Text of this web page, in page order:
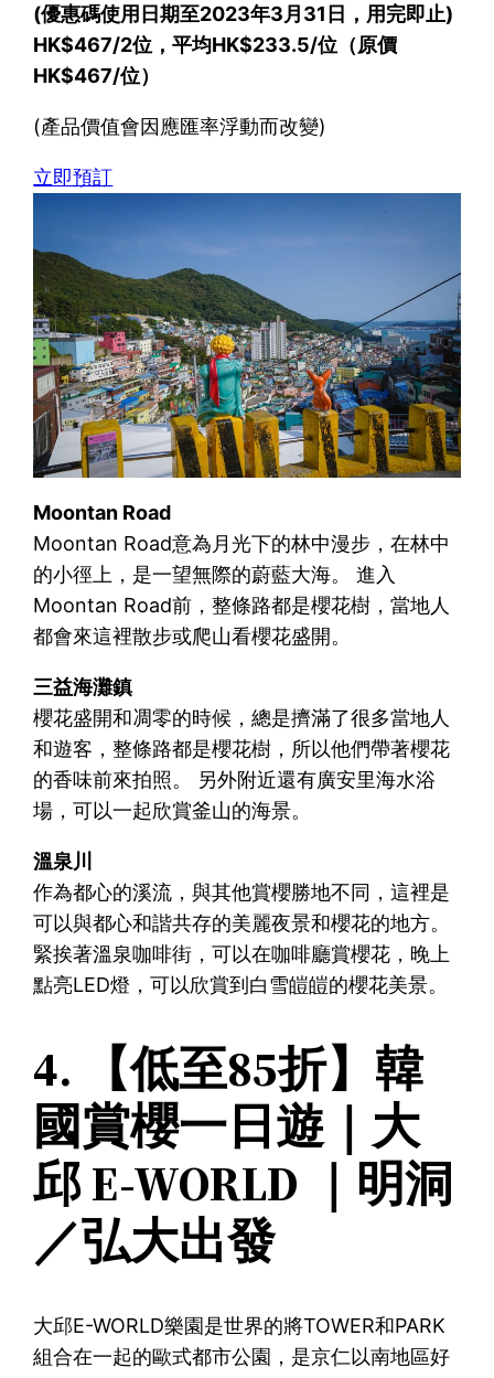
(優惠碼使用日期至2023年3月31日，用完即止)
HK$467/2位，平均HK$233.5/位（原價
HK$467/位）
(產品價值會因應匯率浮動而改變)
立即預訂
Moontan Road
Moontan Road意為月光下的林中漫步，在林中
的小徑上，是一望無際的蔚藍大海。 進入
Moontan Road前，整條路都是櫻花樹，當地人
都會來這裡散步或爬山看櫻花盛開。
三益海灘鎮
櫻花盛開和凋零的時候，總是擠滿了很多當地人
和遊客，整條路都是櫻花樹，所以他們帶著櫻花
的香味前來拍照。 另外附近還有廣安里海水浴
場，可以一起欣賞釜山的海景。
溫泉川
作為都心的溪流，與其他賞櫻勝地不同，這裡是
可以與都心和諧共存的美麗夜景和櫻花的地方。
緊挨著溫泉咖啡街，可以在咖啡廳賞櫻花，晚上
點亮LED燈，可以欣賞到白雪皚皚的櫻花美景。
4. 【低至85折】韓
國賞櫻一日遊｜大
邱 E-WORLD ｜明洞
／弘大出發
大邱E-WORLD樂園是世界的將TOWER和PARK
組合在一起的歐式都市公園，是京仁以南地區好